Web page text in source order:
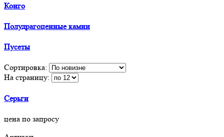
Конго
Полудрагоценные камни
Пусеты
Сортировка:
На страницу:
Серьги
цена по запросу